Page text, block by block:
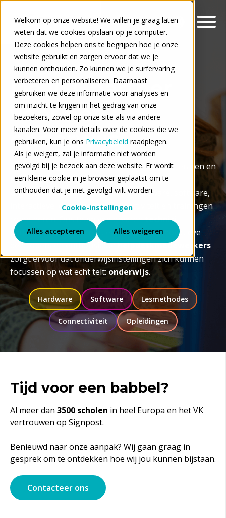
Welkom op onze website! We willen je graag laten
weten dat we cookies opslaan op je computer.
Deze cookies helpen ons te begrijpen hoe je onze
website gebruikt en zorgen ervoor dat we je
kunnen onthouden. Zo kunnen we je surfervaring
verbeteren en personaliseren. Daarnaast
gebruiken we deze informatie voor analyses en
om inzicht te krijgen in het gedrag van onze
bezoekers, zowel op onze site als via andere
kanalen. Voor meer details over de cookies die we
gebruiken, kun je ons Privacybeleid raadplegen.
Als je weigert, zal je informatie niet worden
gevolgd bij je bezoek aan deze website. Er wordt
een kleine cookie in je browser geplaatst om te
onthouden dat je niet gevolgd wilt worden.
Cookie-instellingen
Alles accepteren Alles weigeren
De ICT-partner
voor het
onderwijs
Signpostbegeleidtscholen, medewerkers, leraren en
leerlingen metcomplete
digitaliseringsoplossingendie hardware, software,
interactieve lesmethodes, connectiviteit en trainingen
combineren. Ons team van ervarentechnici
gedreventrainers, creatieveauteurs, innovatieve
developersen enthousiastehelpdeskmedewerkers
zorgt ervoor dat onderwijsinstellingen zich kunnen
focussen op wat echt telt: onderwijs.
Hardware Software Lesmethodes
Connectiviteit Opleidingen
Tijd voor een babbel?
Al meer dan 3500 scholen in heel Europa en het VK
vertrouwen op Signpost.
Benieuwd naar onze aanpak? Wij gaan graag in
gesprek om te ontdekken hoe wij jou kunnen bijstaan.
Contacteer ons